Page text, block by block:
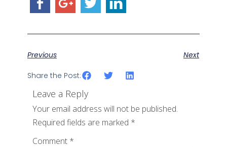
Previous Next
Share the Post:
Leave a Reply
Your email address will not be published.
Required fields are marked *
Comment *